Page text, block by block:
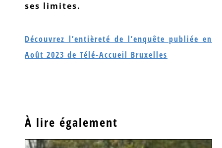
ses limites.
Découvrez l’entièreté de l’enquête publiée en
Août 2023 de Télé-Accueil Bruxelles
À lire également